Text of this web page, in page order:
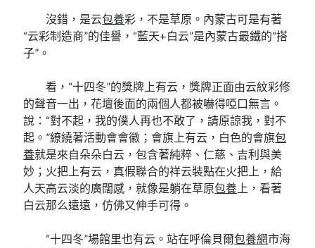
沒錯，是云包養彩，不是草原。內蒙古可是有著
“云彩制造商”的佳譽，“藍天+白云”是內蒙古最鐵的“搭
子”。
看，“十四冬”的獎牌上有云，獎牌正面由云紋彩修
的聲音一出，花壇後面的兩個人都被嚇得啞口無言。
說：“對不起，我的僕人再也不敢了，請原諒我，對不
起。”繚繞著活動會會徽；會旗上有云，白色的會旗包
養就是來自朵朵白云，包含著純粹、仁慈、吉利與美
妙；火把上有云，真假聯合的祥云裝點在火把上，給
人天高云淡的廣闊感，就像是躺在草原包養 上，看著
白云那么遠遠，仿佛又伸手可得。
“十四冬”場館里也有云。站在呼倫貝爾包養網市海